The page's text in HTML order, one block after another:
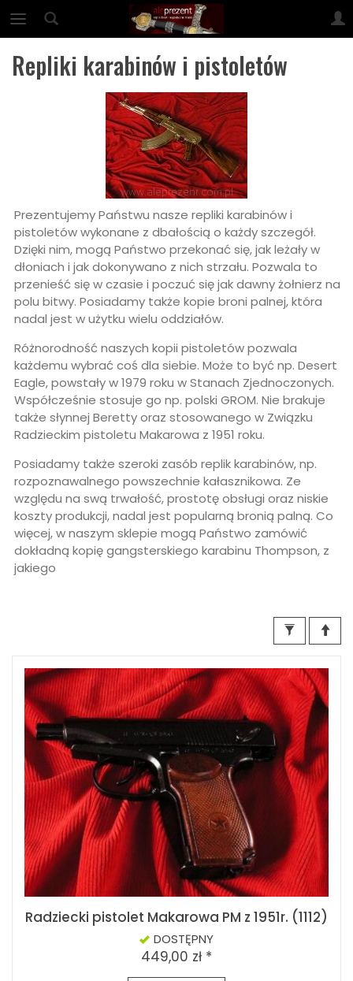
Repliki karabinów i pistoletów
Prezentujemy Państwu nasze repliki karabinów i
pistoletów wykonane z dbałością o każdy szczegół.
Dzięki nim, mogą Państwo przekonać się, jak leżały w
dłoniach i jak dokonywano z nich strzału. Pozwala to
przenieść się w czasie i poczuć się jak dawny żołnierz na
polu bitwy. Posiadamy także kopie broni palnej, która
nadal jest w użytku wielu oddziałów.
Różnorodność naszych kopii pistoletów pozwala
każdemu wybrać coś dla siebie. Może to być np. Desert
Eagle, powstały w 1979 roku w Stanach Zjednoczonych.
Współcześnie stosuje go np. polski GROM. Nie brakuje
także słynnej Beretty oraz stosowanego w Związku
Radzieckim pistoletu Makarowa z 1951 roku.
Posiadamy także szeroki zasób replik karabinów, np.
rozpoznawalnego powszechnie kałasznikowa. Ze
względu na swą trwałość, prostotę obsługi oraz niskie
koszty produkcji, nadal jest popularną bronią palną. Co
więcej, w naszym sklepie mogą Państwo zamówić
dokładną kopię gangsterskiego karabinu Thompson, z
jakiego
Radziecki pistolet Makarowa PM z 1951r. (1112)
DOSTĘPNY
449,00 zł *